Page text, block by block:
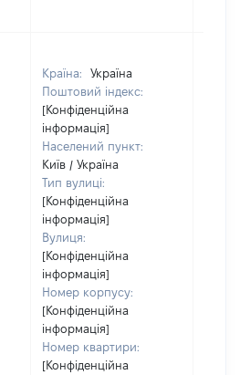
Країна:
Україна
Поштовий індекс:
[Конфіденційна
інформація]
Населений пункт:
Київ / Україна
Тип вулиці:
[Конфіденційна
інформація]
Вулиця:
[Конфіденційна
інформація]
Номер корпусу:
[Конфіденційна
інформація]
Номер квартири:
[Конфіденційна